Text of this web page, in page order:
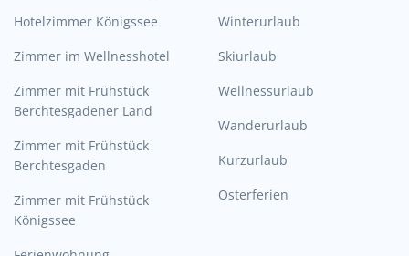
Hotelzimmer Königssee
Zimmer im Wellnesshotel
Zimmer mit Frühstück
Berchtesgadener Land
Zimmer mit Frühstück
Berchtesgaden
Zimmer mit Frühstück
Königssee
Winterurlaub
Skiurlaub
Wellnessurlaub
Wanderurlaub
Kurzurlaub
Osterferien